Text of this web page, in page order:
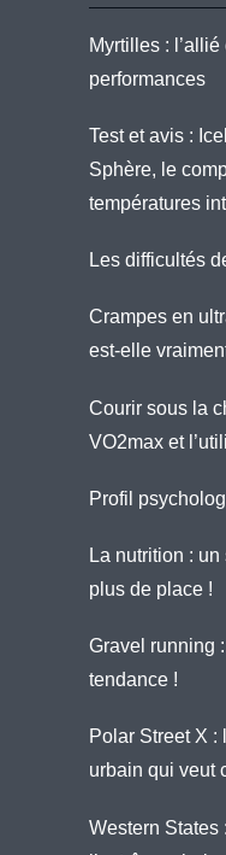
Myrtilles :
performances
Test et avis :
Sphère, le
températures
Les difficultés
Crampes en
est-elle
Courir sous la
VO2max et
Profil
La nutrition :
plus de place !
Gravel running
tendance !
Polar Street X :
urbain qui veut
Western States